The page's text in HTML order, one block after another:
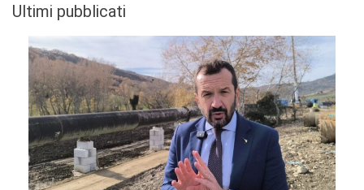
Ultimi pubblicati